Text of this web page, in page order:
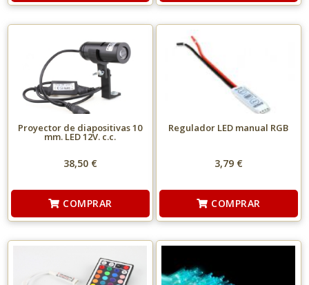
Proyector de diapositivas 10
mm. LED 12V. c.c.
38,50 €
COMPRAR
Regulador LED manual RGB
3,79 €
COMPRAR